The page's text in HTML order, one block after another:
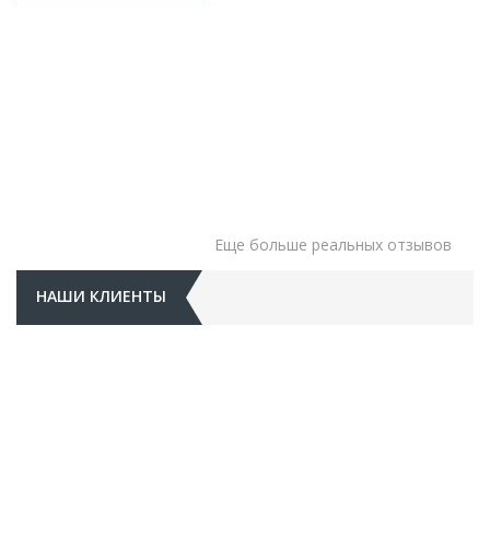
Еще больше реальных отзывов
НАШИ КЛИЕНТЫ